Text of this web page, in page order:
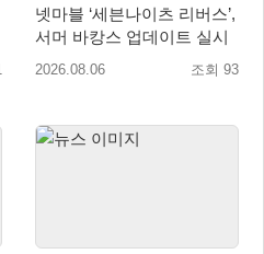
넷마블 ‘세븐나이츠 리버스’,
서머 바캉스 업데이트 실시
2026.08.06 조회 93